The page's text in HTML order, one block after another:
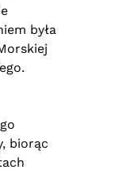
była
biorąc